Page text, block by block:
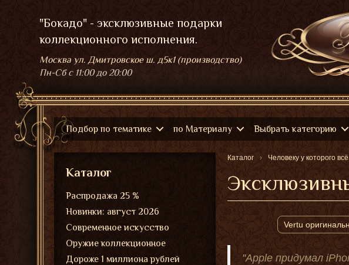
"Бокадо" - эксклюзивные подарки
коллекционного исполнения.
Москва ул. Дмитровское ш. д5к1 (производство)
Пн-Сбс 11:00 до 20:00
Подбор по тематике по Материалу Выбрать категорию
Каталог Человеку у которого
Vertu
"Apple придумал
Каталог
Распродажа 25 %
Новинки: август 2026
Современное искусство
Оружие коллекционное
Дороже 1 миллиона рублей